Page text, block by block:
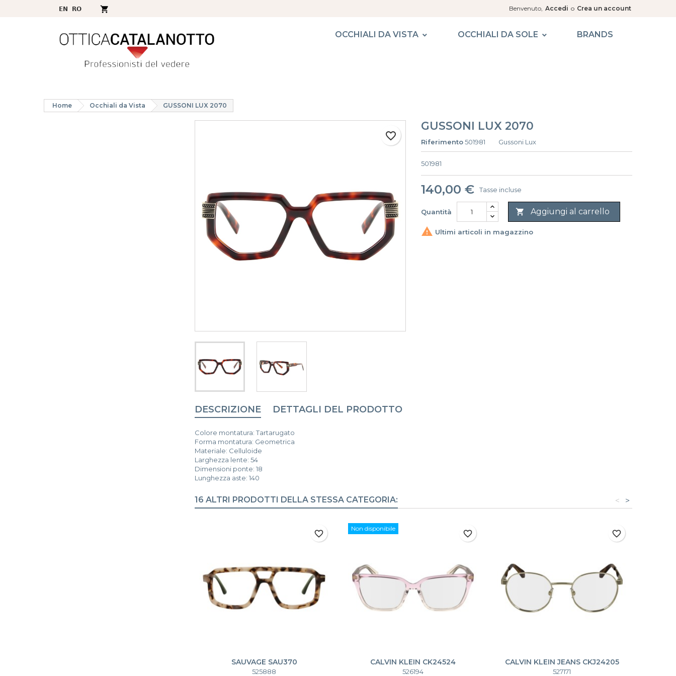
Benvenuto, Accedi o Crea un account
BRANDS
OCCHIALI DA SOLE
OCCHIALI DA VISTA
Home Occhiali da Vista GUSSONI LUX 2070
favorite_border
GUSSONI LUX 2070
Riferimento501981 Gussoni Lux
501981
140,00 € Tasse incluse
Quantità  Aggiungi al carrello
 Ultimi articoli in magazzino
DESCRIZIONE DETTAGLI DEL PRODOTTO
Colore montatura: Tartarugato
Forma montatura: Geometrica
Materiale: Celluloide
Larghezza lente: 54
Dimensioni ponte: 18
Lunghezza aste: 140
16 ALTRI PRODOTTI DELLA STESSA CATEGORIA: >
<
SAUVAGE SAU370
525888
favorite_border
Non disponibile
CALVIN KLEIN CK24524
526194
favorite_border
CALVIN KLEIN JEANS CKJ24205
CKJ24205
527171
favorite_border